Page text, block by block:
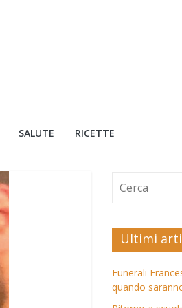
SALUTE RICETTE
Ultimi
Funerali
quando